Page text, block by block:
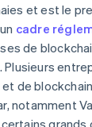
et est le
cadre
de
de
notamment